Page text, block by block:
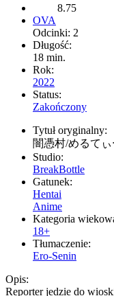
8.75
OVA
Odcinki: 2
Długość:
18 min.
Rok:
2022
Status:
Zakończony
Tytuł oryginalny:
闇憑村/めるてぃ
Studio:
BreakBottle
Gatunek:
Hentai
Anime
Kategoria
18+
Tłumaczenie:
Ero-Senin
Opis:
Reporter jedzie do